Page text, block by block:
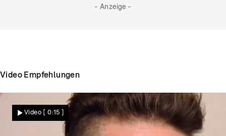
- Anzeige -
Video Empfehlungen
Video [ 0:15 ]